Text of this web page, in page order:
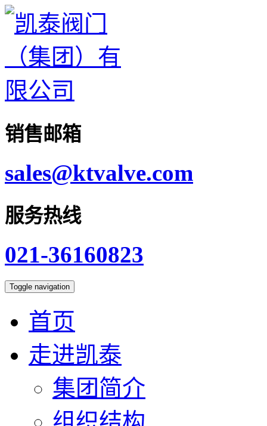
销售邮箱
sales@ktvalve.com
服务热线
021-36160823
Toggle navigation
首页
走进凯泰
集团简介